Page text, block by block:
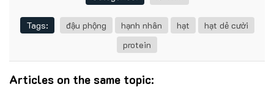
Tags: đậu phộng hạnh nhân hạt
hạt dẻ cười
protein
Articles on the same topic: